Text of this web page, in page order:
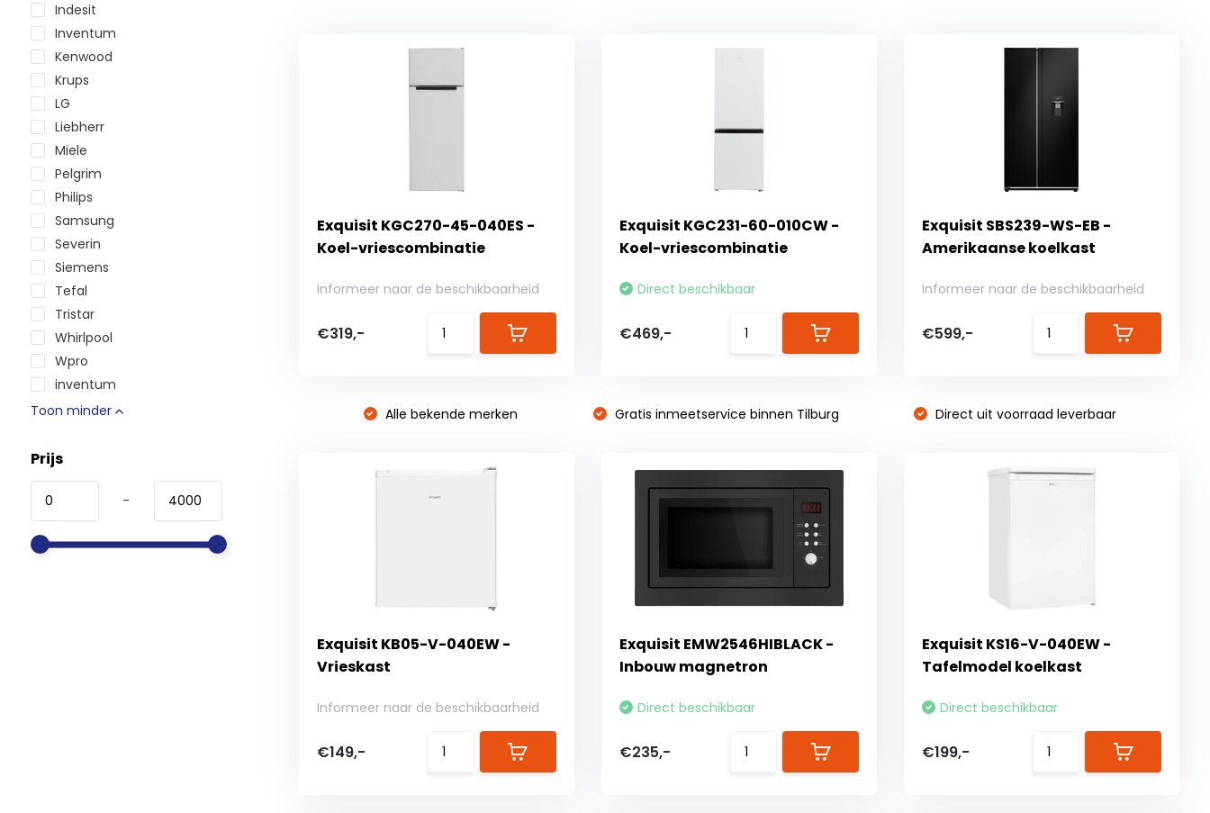
Indesit
Inventum
Kenwood
Krups
LG
Liebherr
Miele
Pelgrim
Philips
Samsung
Severin
Siemens
Tefal
Tristar
Whirlpool
Wpro
inventum
Toon minder
Prijs
-
Exquisit KGC270-45-040ES -
Koel-vriescombinatie
Informeer naar de beschikbaarheid
€319,-
Exquisit KGC231-60-010CW -
Koel-vriescombinatie
Direct beschikbaar
€469,-
Exquisit SBS239-WS-EB -
Amerikaanse koelkast
Informeer naar de beschikbaarheid
€599,-
Alle bekende merken Gratis inmeetservice binnen Tilburg Direct uit voorraad leverbaar
Exquisit KB05-V-040EW -
Vrieskast
Informeer naar de beschikbaarheid
€149,-
Exquisit EMW2546HIBLACK -
Inbouw magnetron
Direct beschikbaar
€235,-
Exquisit KS16-V-040EW -
Tafelmodel koelkast
Direct beschikbaar
€199,-